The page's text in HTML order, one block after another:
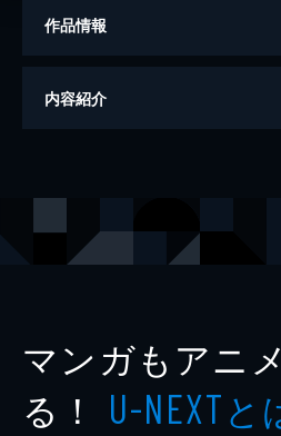
作品情報
著者
内容紹介
マンガもアニ
る！ U-NEXTと